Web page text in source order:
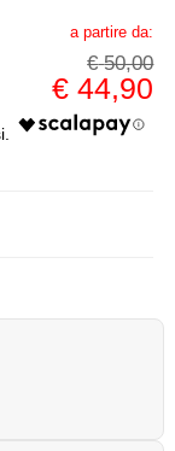
a partire da:
€ 50,00
€ 44,90